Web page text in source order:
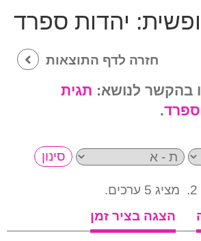
יהדות ספרד
חזרה לדף התוצאות
תגית
ספרד.
מציג 5 ערכים.
הצגה בציר זמן